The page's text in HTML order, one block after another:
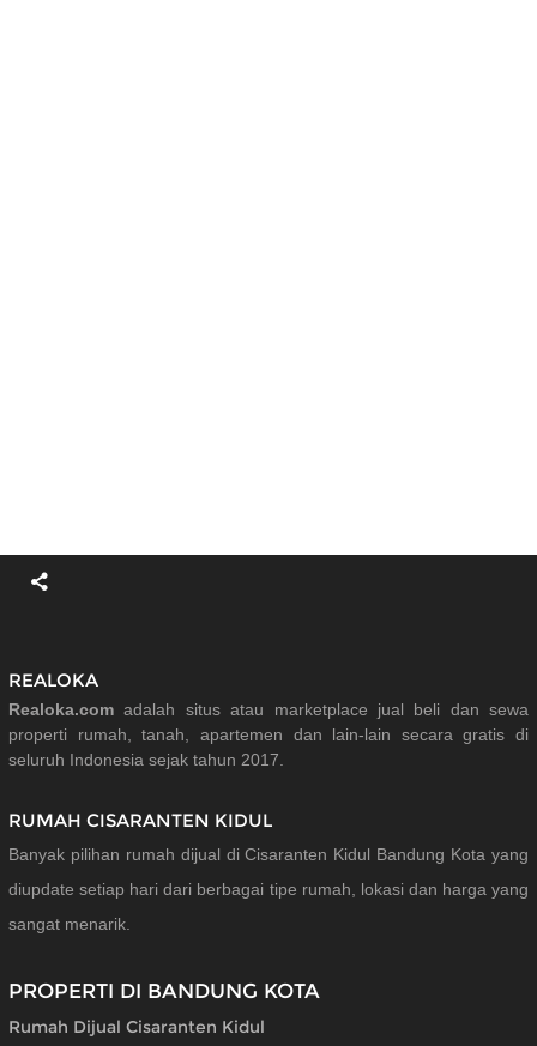
REALOKA
Realoka.com adalah situs atau marketplace jual beli dan sewa
properti rumah, tanah, apartemen dan lain-lain secara gratis di
seluruh Indonesia sejak tahun 2017.
RUMAH CISARANTEN KIDUL
Banyak pilihan rumah dijual di Cisaranten Kidul Bandung Kota yang
diupdate setiap hari dari berbagai tipe rumah, lokasi dan harga yang
sangat menarik.
PROPERTI DI BANDUNG KOTA
Rumah Dijual Cisaranten Kidul